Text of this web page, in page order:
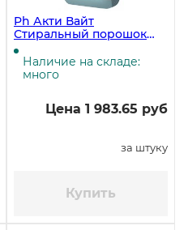
Ph Акти Вайт
Стиральный порошок
для белого белья, 9 кг
Наличие на складе:
много
Цена 1 983.65 руб
за штуку
Купить